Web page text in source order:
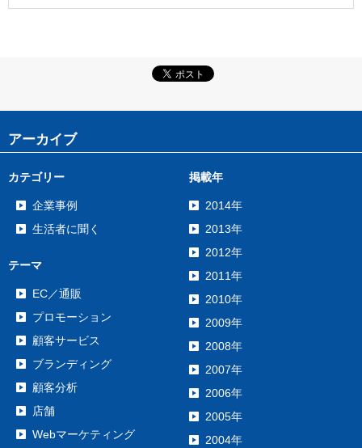
アーカイブ
カテゴリー
企業事例
生活者に聞く
テーマ
EC／通販
プロモーション
顧客サービス
ブランディング
顧客分析
店舗
Webマーケティング
掲載年
2014年
2013年
2012年
2011年
2010年
2009年
2008年
2007年
2006年
2005年
2004年